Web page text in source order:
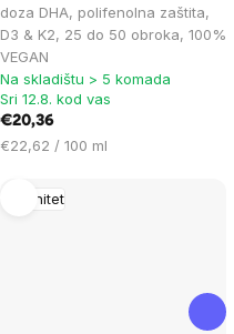
doza DHA, polifenolna zaštita,
D3 & K2, 25 do 50 obroka, 100%
VEGAN
Na skladištu > 5 komada
Sri 12.8. kod vas
€20,36
Cijena
€22,62 / 100 ml
Imunitet